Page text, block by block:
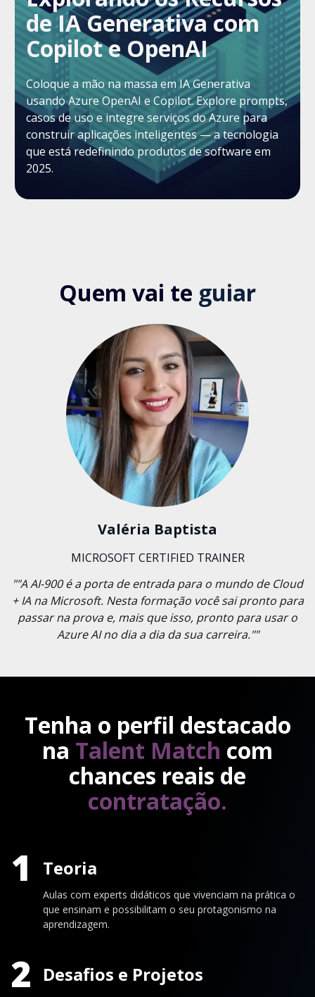
de IA Generativa com
Copilot e OpenAI
Coloque a mão na massa em IA Generativa
usando Azure OpenAI e Copilot. Explore prompts,
casos de uso e integre serviços do Azure para
construir aplicações inteligentes — a tecnologia
que está redefinindo produtos de software em
2025.
Quem vai te guiar
Valéria Baptista
MICROSOFT CERTIFIED TRAINER
""A AI-900 é a porta de entrada para o mundo de Cloud
+ IA na Microsoft. Nesta formação você sai pronto para
passar na prova e, mais que isso, pronto para usar o
Azure AI no dia a dia da sua carreira.""
Tenha o perfil destacado
na Talent Match com
chances reais de
contratação.
1 Teoria
Aulas com experts didáticos que vivenciam na prática o
que ensinam e possibilitam o seu protagonismo na
aprendizagem.
2 Desafios e Projetos